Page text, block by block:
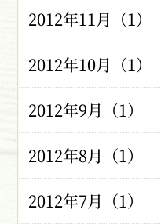
2012年11月（1）
2012年10月（1）
2012年9月（1）
2012年8月（1）
2012年7月（1）